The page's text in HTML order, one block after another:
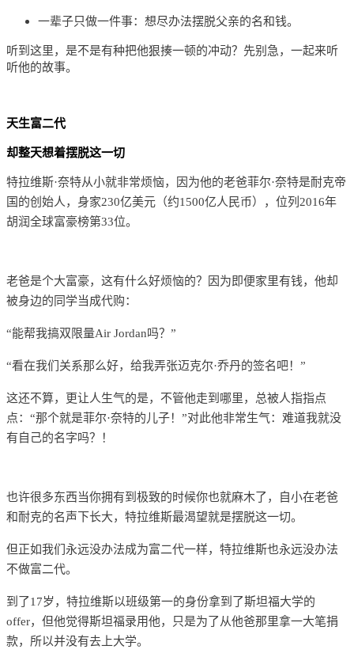
一辈子只做一件事：想尽办法摆脱父亲的名和钱。
听到这里，是不是有种把他狠揍一顿的冲动？先别急，一起来听
听他的故事。
天生富二代
却整天想着摆脱这一切
特拉维斯·奈特从小就非常烦恼，因为他的老爸菲尔·奈特是耐克帝
国的创始人，身家230亿美元（约1500亿人民币），位列2016年
胡润全球富豪榜第33位。
老爸是个大富豪，这有什么好烦恼的？因为即便家里有钱，他却
被身边的同学当成代购：
“能帮我搞双限量Air Jordan吗？”
“看在我们关系那么好，给我弄张迈克尔·乔丹的签名吧！”
这还不算，更让人生气的是，不管他走到哪里，总被人指指点
点：“那个就是菲尔·奈特的儿子！”对此他非常生气：难道我就没
有自己的名字吗？！
也许很多东西当你拥有到极致的时候你也就麻木了，自小在老爸
和耐克的名声下长大，特拉维斯最渴望就是摆脱这一切。
但正如我们永远没办法成为富二代一样，特拉维斯也永远没办法
不做富二代。
到了17岁，特拉维斯以班级第一的身份拿到了斯坦福大学的
offer，但他觉得斯坦福录用他，只是为了从他爸那里拿一大笔捐
款，所以并没有去上大学。